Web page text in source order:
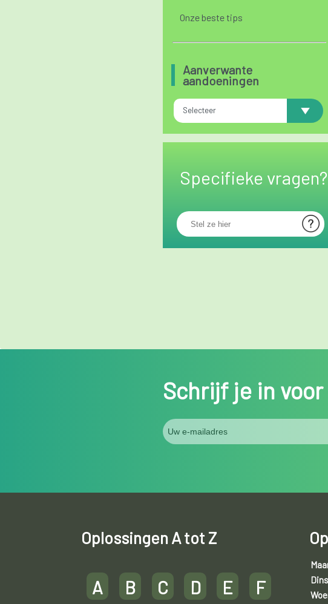
Onze beste tips
Aanverwante
aandoeningen
Selecteer
Specifieke vragen?
Schrijf je in
Oplossingen A tot Z
A B C D E
F